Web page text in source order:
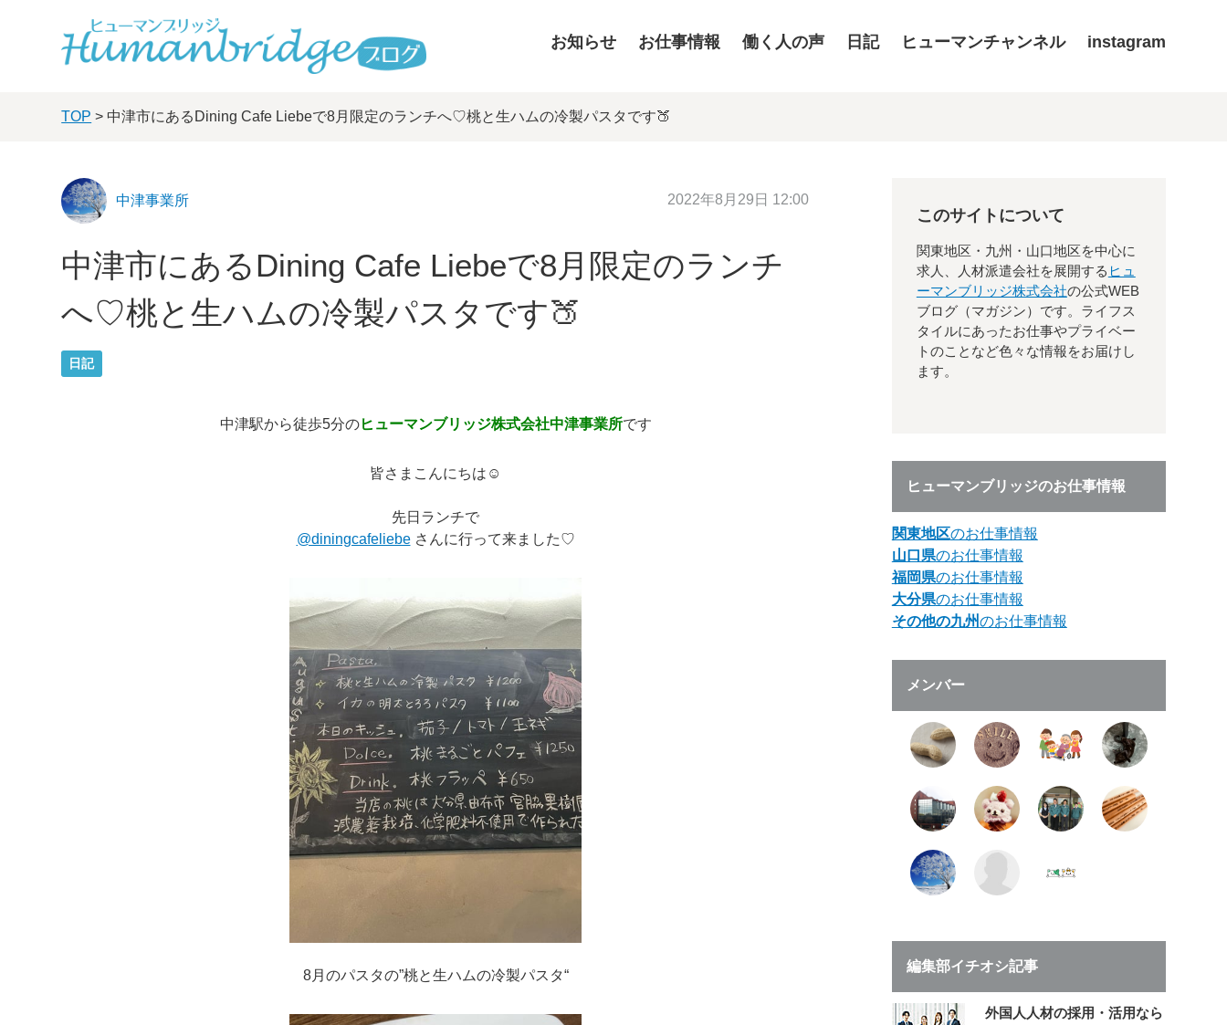
お知らせ お仕事情報 働く人の声 日記 ヒューマンチャンネル instagram
TOP > 中津市にあるDining Cafe Liebeで8月限定のランチへ♡桃と生ハムの冷製パスタです🍑
中津事業所 2022年8月29日 12:00
中津市にあるDining Cafe Liebeで8月限定のランチ
へ♡桃と生ハムの冷製パスタです🍑
日記
中津駅から徒歩5分のヒューマンブリッジ株式会社中津事業所です
皆さまこんにちは☺️
先日ランチで
@diningcafeliebeさんに行って来ました♡
8月のパスタの”桃と生ハムの冷製パスタ“
このサイトについて
関東地区・九州・山口地区を中心に
求人、人材派遣会社を展開する ヒュ
ーマンブリッジ株式会社の公式WEB
ブログ（マガジン）です。ライフス
タイルにあったお仕事やプライベー
トのことなど色々な情報をお届けし
ます。
ヒューマンブリッジのお仕事情報
関東地区のお仕事情報
山口県のお仕事情報
福岡県のお仕事情報
大分県のお仕事情報
その他の九州のお仕事情報
メンバー
編集部イチオシ記事
外国人人材の採用・活用なら